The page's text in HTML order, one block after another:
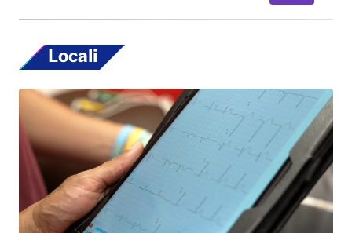
Locali